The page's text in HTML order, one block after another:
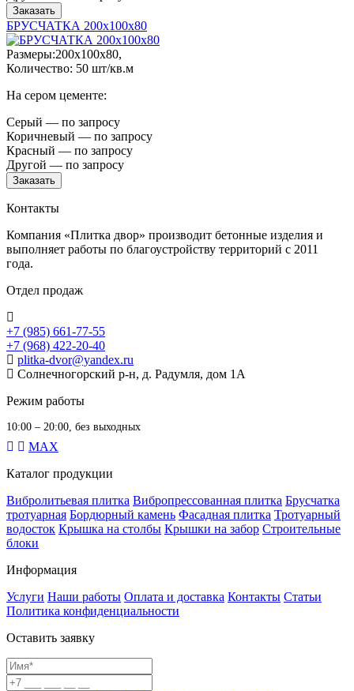
Заказать
БРУСЧАТКА 200х100х80
Размеры:200х100х80,
Количество: 50 шт/кв.м
На сером цементе:
Серый — по запросу
Коричневый — по запросу
Красный — по запросу
Другой — по запросу
Заказать
Контакты
Компания «Плитка двор» производит бетонные изделия и
выполняет работы по благоустройству территорий с 2011
года.
Отдел продаж
+7 (985) 661-77-55
+7 (968) 422-20-40
plitka-dvor@yandex.ru
Солнечногорский р-н, д. Радумля, дом 1А
Режим работы
10:00 – 20:00, без выходных
MAX
Каталог продукции
Вибролитьевая плитка Вибропрессованная плитка Брусчатка
тротуарная Бордюрный камень Фасадная плитка Тротуарный
водосток Крышка на столбы Крышки на забор Строительные
блоки
Информация
Услуги Наши работы Оплата и доставка Контакты Статьи
Политика конфиденциальности
Оставить заявку